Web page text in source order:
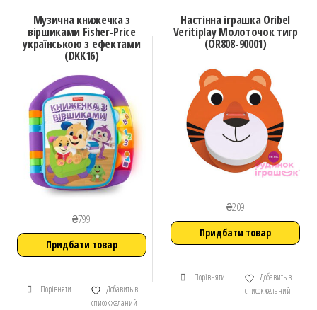
Музична книжечка з
віршиками Fisher-Price
українською з ефектами
(DKK16)
₴799
Придбати товар
Порівняти
Добавить в
список желаний
Настінна іграшка Oribel
Veritiplay Молоточок тигр
(OR808-90001)
₴209
Придбати товар
Порівняти
Добавить в
список желаний